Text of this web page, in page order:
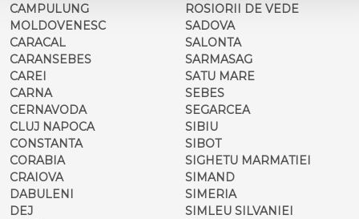
CAMPULUNG
MOLDOVENESC
CARACAL
CARANSEBES
CAREI
CARNA
CERNAVODA
CLUJ NAPOCA
CONSTANTA
CORABIA
CRAIOVA
DABULENI
DEJ
ROSIORII DE VEDE
SADOVA
SALONTA
SARMASAG
SATU MARE
SEBES
SEGARCEA
SIBIU
SIBOT
SIGHETU MARMATIEI
SIMAND
SIMERIA
SIMLEU SILVANIEI